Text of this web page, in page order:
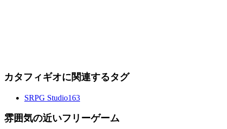
カタフィギオに関連するタグ
SRPG Studio163
雰囲気の近いフリーゲーム